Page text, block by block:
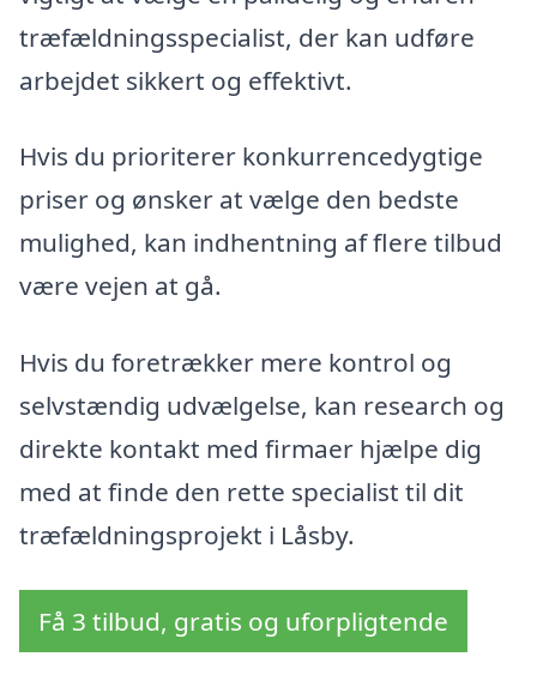
træfældningsspecialist, der kan udføre
arbejdet sikkert og effektivt.
Hvis du prioriterer konkurrencedygtige
priser og ønsker at vælge den bedste
mulighed, kan indhentning af flere tilbud
være vejen at gå.
Hvis du foretrækker mere kontrol og
selvstændig udvælgelse, kan research og
direkte kontakt med firmaer hjælpe dig
med at finde den rette specialist til dit
træfældningsprojekt i Låsby.
Få 3 tilbud, gratis og uforpligtende